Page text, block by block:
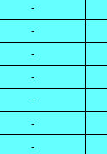
-
-
-
-
-
-
-